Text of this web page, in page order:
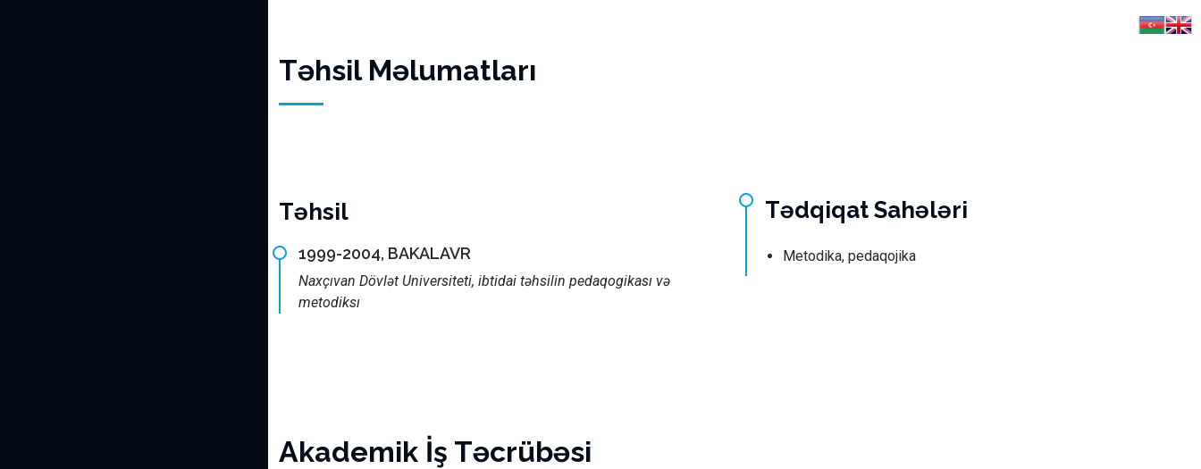
Təhsil Məlumatları
Təhsil
1999-2004, BAKALAVR
Naxçıvan Dövlət Universiteti, ibtidai təhsilin pedaqogikası və
metodiksı
Tədqiqat Sahələri
Metodika, pedaqojika
Akademik İş Təcrübəsi